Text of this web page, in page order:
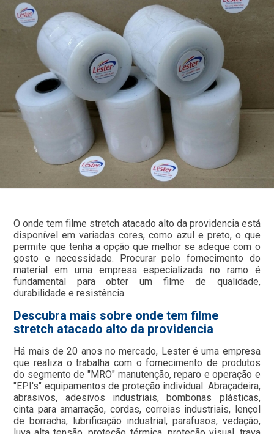
O onde tem filme stretch atacado alto da providencia está
disponível em variadas cores, como azul e preto, o que
permite que tenha a opção que melhor se adeque com o
gosto e necessidade. Procurar pelo fornecimento do
material em uma empresa especializada no ramo é
fundamental para obter um filme de qualidade,
durabilidade e resistência.
Descubra mais sobre onde tem filme
stretch atacado alto da providencia
Há mais de 20 anos no mercado, Lester é uma empresa
que realiza o trabalha com o fornecimento de produtos
do segmento de "MRO" manutenção, reparo e operação e
"EPI's" equipamentos de proteção individual. Abraçadeira,
abrasivos, adesivos industriais, bombonas plásticas,
cinta para amarração, cordas, correias industriais, lençol
de borracha, lubrificação industrial, parafusos, vedação,